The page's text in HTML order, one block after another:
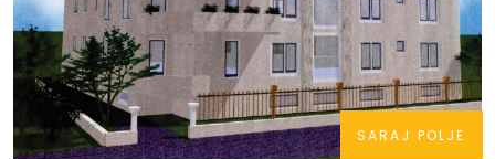
SARAJ POLJE